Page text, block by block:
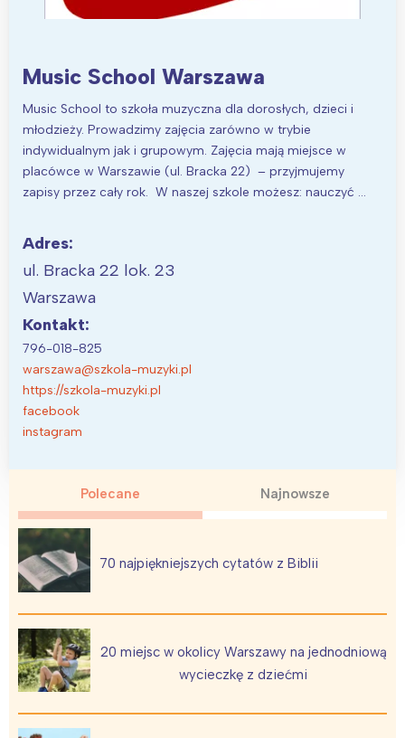
Music School Warszawa
Music School to szkoła muzyczna dla dorosłych, dzieci i
młodzieży. Prowadzimy zajęcia zarówno w trybie
indywidualnym jak i grupowym. Zajęcia mają miejsce w
placówce w Warszawie (ul. Bracka 22) – przyjmujemy
zapisy przez cały rok. W naszej szkole możesz: nauczyć …
Adres:
ul. Bracka 22 lok. 23
Warszawa
Kontakt:
796-018-825
warszawa@szkola-muzyki.pl
https://szkola-muzyki.pl
facebook
instagram
Polecane Najnowsze
70 najpiękniejszych cytatów z Biblii
20 miejsc w okolicy Warszawy na jednodniową
wycieczkę z dziećmi